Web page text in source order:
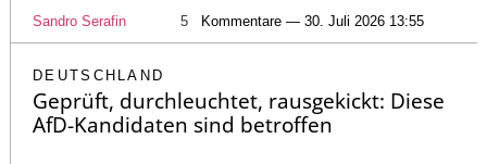
Sandro Serafin 5 Kommentare — 30. Juli 2026 13:55
DEUTSCHLAND
Geprüft, durchleuchtet, rausgekickt: Diese
AfD-Kandidaten sind betroffen